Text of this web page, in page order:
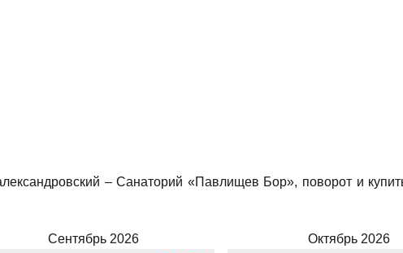
– Санаторий «Павлищев Бор», поворот и
Сентябрь 2026
Октябрь 2026